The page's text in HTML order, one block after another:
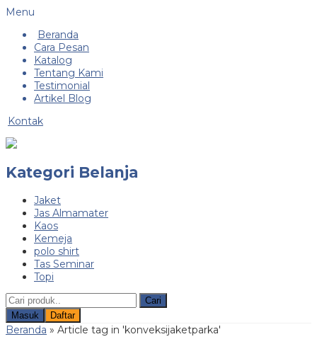
Menu
Beranda
Cara Pesan
Katalog
Tentang Kami
Testimonial
Artikel Blog
Kontak
Kategori Belanja
Jaket
Jas Almamater
Kaos
Kemeja
polo shirt
Tas Seminar
Topi
Cari
Masuk
Daftar
Beranda » Article tag in 'konveksijaketparka'